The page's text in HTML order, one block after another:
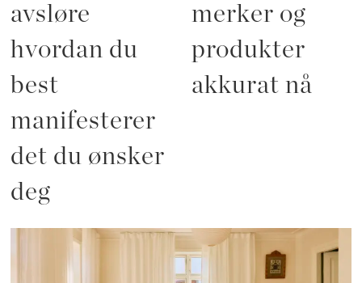
avsløre
hvordan du
best
manifesterer
det du ønsker
deg
merker og
produkter
akkurat nå